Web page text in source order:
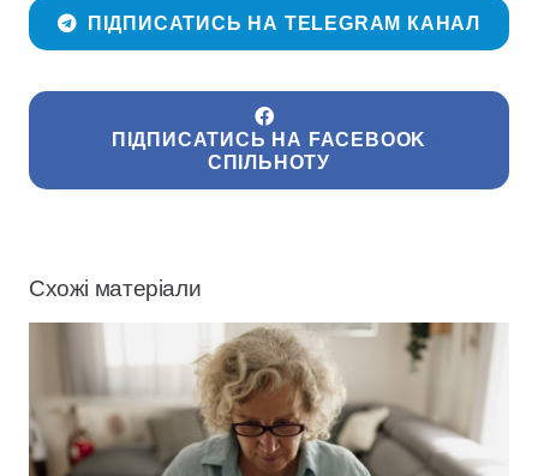
ПІДПИСАТИСЬ НА TELEGRAM КАНАЛ
ПІДПИСАТИСЬ НА FACEBOOK
СПІЛЬНОТУ
Схожі матеріали